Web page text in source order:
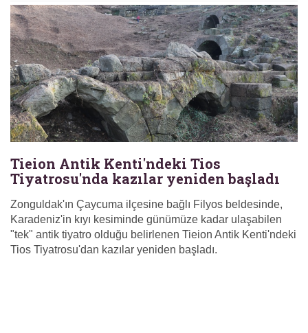
Tieion Antik Kenti'ndeki Tios
Tiyatrosu'nda kazılar yeniden başladı
Zonguldak'ın Çaycuma ilçesine bağlı Filyos beldesinde,
Karadeniz'in kıyı kesiminde günümüze kadar ulaşabilen
"tek" antik tiyatro olduğu belirlenen Tieion Antik Kenti'ndeki
Tios Tiyatrosu'dan kazılar yeniden başladı.